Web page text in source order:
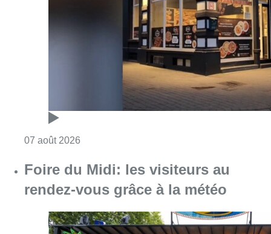
07 août 2026
Foire du Midi: les visiteurs au
rendez-vous grâce à la météo